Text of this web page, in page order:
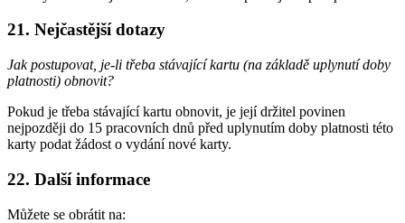
21. Nejčastější dotazy
Jak postupovat, je-li třeba stávající kartu (na základě uplynutí doby
platnosti) obnovit?
Pokud je třeba stávající kartu obnovit, je její držitel povinen
nejpozději do 15 pracovních dnů před uplynutím doby platnosti této
karty podat žádost o vydání nové karty.
22. Další informace
Můžete se obrátit na: